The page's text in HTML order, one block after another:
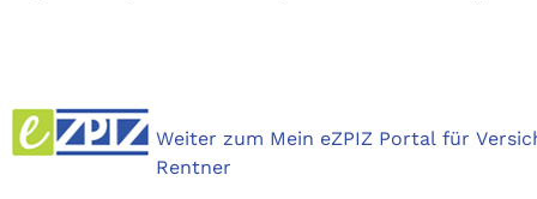
Weiter zum Mein eZPIZ Portal für
Rentner